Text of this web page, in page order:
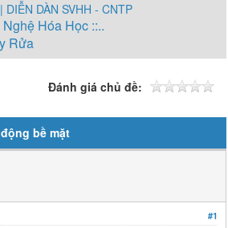
DÀN SVHH - CNTP
Hóa Học ::..
Rửa
Đánh giá chủ đề:
bề mặt
#1